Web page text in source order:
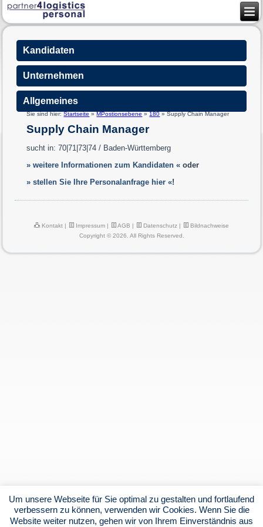
Kandidaten
Unternehmen
Allgemeines
Sie sind hier:Startseite » MPostionsebene »180 »Supply Chain Manager
Supply Chain Manager
sucht in: 70|71|73|74 / Baden-Württemberg
» weitere Informationen zum Kandidaten « oder
» stellen Sie Ihre Personalanfrage hier «!
Kontakt Impressum AGB Datenschutz
Bildnachweise
Copyright © 2026. All Rights Reserved.
Um unsere Webseite für Sie optimal zu gestalten und fortlaufend
verbessern zu können, verwenden wir Cookies. Wenn Sie die
Website weiter nutzen, gehen wir von Ihrem Einverständnis aus